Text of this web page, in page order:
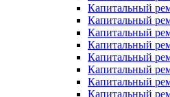
Капитальный
Капитальный
Капитальный
Капитальный
Капитальный
Капитальный
Капитальный
Капитальный